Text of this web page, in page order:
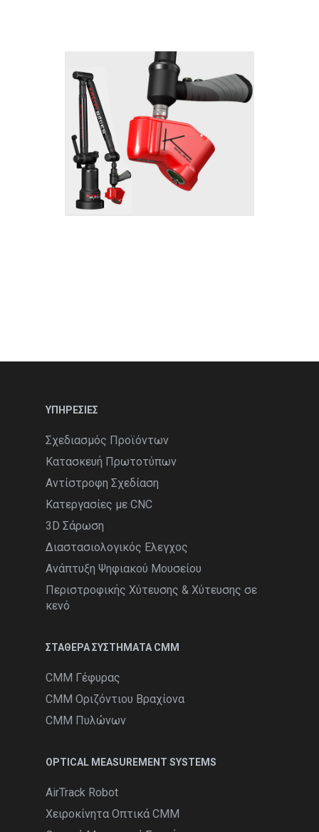
ΥΠΗΡΕΣΙΕΣ
Σχεδιασμός Προϊόντων
Κατασκευή Πρωτοτύπων
Αντίστροφη Σχεδίαση
Κατεργασίες με CNC
3D Σάρωση
Διαστασιολογικός Ελεγχος
Ανάπτυξη Ψηφιακού Μουσείου
Περιστροφικής Χύτευσης & Χύτευσης σε
κενό
ΣΤΑΘΕΡΑ ΣΥΣΤΗΜΑΤΑ CMM
CMM Γέφυρας
CMM Οριζόντιου Βραχίονα
CMM Πυλώνων
OPTICAL MEASUREMENT SYSTEMS
AirTrack Robot
Χειροκίνητα Οπτικά CMM